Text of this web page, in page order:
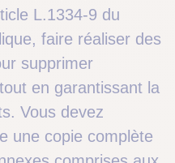
L.1334-9 du
faire réaliser des
supprimer
en garantissant la
Vous devez
une copie complète